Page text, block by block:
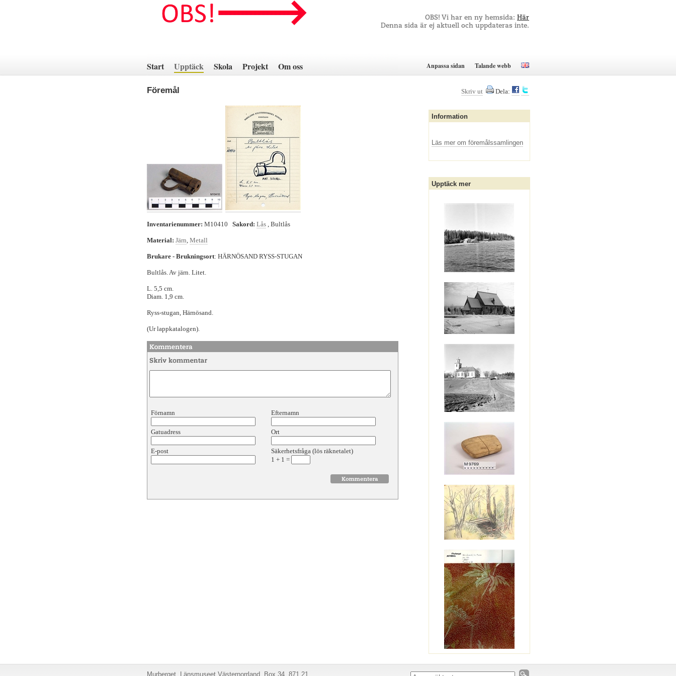
innehåll
OBS! Vi har en ny hemsida: Här
Denna sida är ej aktuell och uppdateras inte.
Start Upptäck Skola Projekt Om oss Anpassa sidan Talande webb
Föremål
Inventarienummer: M10410 Sakord: Lås , Bultlås
Material: Järn, Metall
Brukare - Brukningsort: HÄRNÖSAND RYSS-STUGAN
Bultlås. Av järn. Litet.
L. 5,5 cm.
Diam. 1,9 cm.
Ryss-stugan, Härnösand.
(Ur lappkatalogen).
Förnamn Efternamn
Gatuadress Ort
E-post
Säkerhetsfråga (lös räknetalet)
1 + 1 =
Skriv ut Dela:
Information
Läs mer om föremålssamlingen
Upptäck mer
Murberget, Länsmuseet Västernorrland, Box 34, 871 21